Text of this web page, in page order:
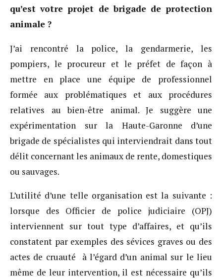
qu’est votre projet de brigade de protection
animale ?
J’ai rencontré la police, la gendarmerie, les
pompiers, le procureur et le préfet de façon à
mettre en place une équipe de professionnel
formée aux problématiques et aux procédures
relatives au bien-être animal. Je suggère une
expérimentation sur la Haute-Garonne d’une
brigade de spécialistes qui interviendrait dans tout
délit concernant les animaux de rente, domestiques
ou sauvages.
L’utilité d’une telle organisation est la suivante :
lorsque des Officier de police judiciaire (OPJ)
interviennent sur tout type d’affaires, et qu’ils
constatent par exemples des sévices graves ou des
actes de cruauté à l’égard d’un animal sur le lieu
même de leur intervention, il est nécessaire qu’ils